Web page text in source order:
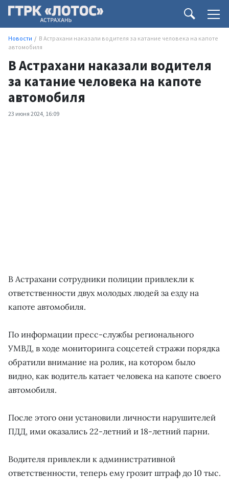
Новости
В Астрахани наказали водителя за катание человека на капоте
автомобиля
В Астрахани наказали водителя
за катание человека на капоте
автомобиля
23 июня 2024, 16:09
В Астрахани сотрудники полиции привлекли к
ответственности двух молодых людей за езду на
капоте автомобиля.
По информации пресс-службы регионального
УМВД, в ходе мониторинга соцсетей стражи порядка
обратили внимание на ролик, на котором было
видно, как водитель катает человека на капоте своего
автомобиля.
После этого они установили личности нарушителей
ПДД, ими оказались 22-летний и 18-летний парни.
Водителя привлекли к административной
ответственности, теперь ему грозит штраф до 10 тыс.